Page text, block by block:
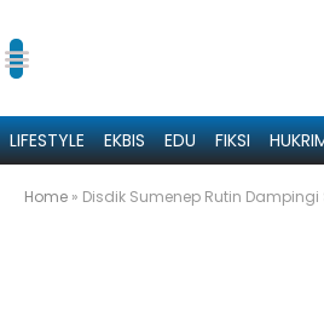
LIFESTYLE EKBIS EDU FIKSI
Home » Disdik Sumenep Rutin Dampingi SD